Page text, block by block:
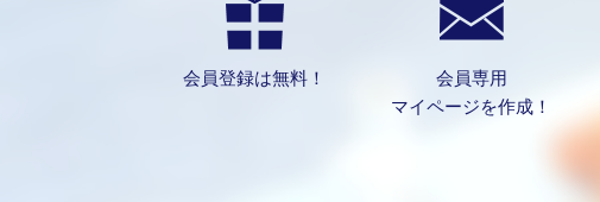
会員登録は無料！
会員専用
マイページを作成！